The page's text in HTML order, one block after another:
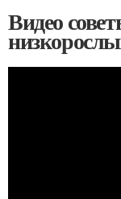
Видео